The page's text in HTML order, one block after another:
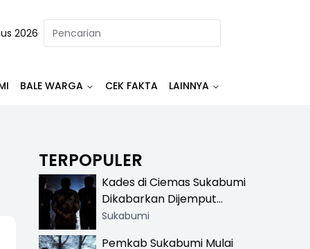
2026
BALE WARGA CEK FAKTA LAINNYA
TERPOPULER
Kades di Ciemas Sukabumi
Dikabarkan Dijemput
Satnarkoba, Polisi
Sukabumi
Pemkab Sukabumi Mulai